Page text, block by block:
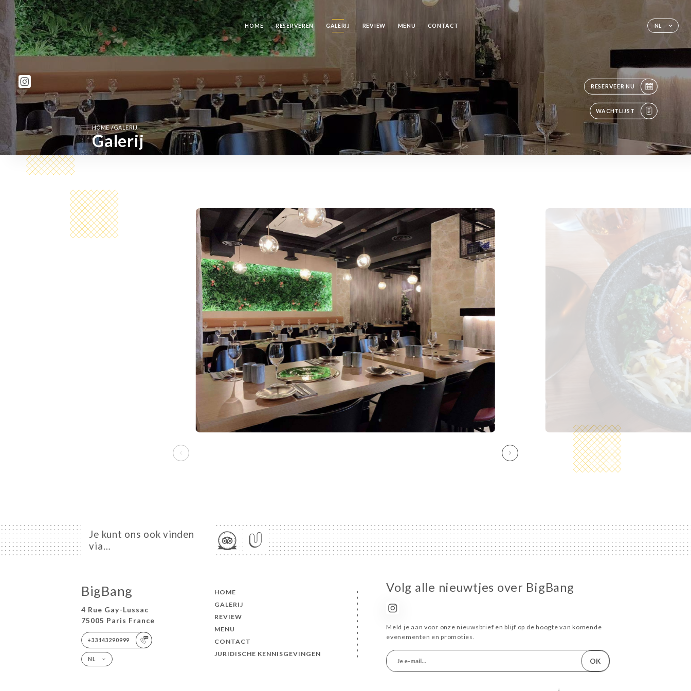
NL
HOME RESERVEREN GALERIJ REVIEW MENU CONTACT
RESERVEER NU
WACHTLIJST
HOME/GALERIJ
Galerij
Je kunt ons ook vinden
via…
BigBang
4 Rue Gay-Lussac
75005 Paris France
+33143290999
NL
HOME
GALERIJ
REVIEW
MENU
CONTACT
JURIDISCHE KENNISGEVINGEN
Volg alle nieuwtjes over BigBang
Meld je aan voor onze nieuwsbrief en blijf op de hoogte van komende
evenementen en promoties.
OK